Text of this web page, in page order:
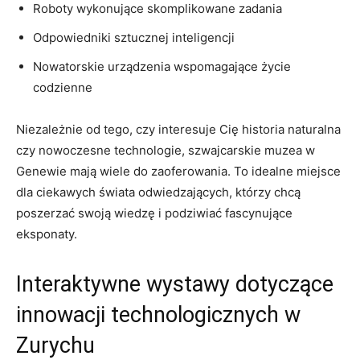
Roboty⁢ wykonujące‍ skomplikowane zadania
Odpowiedniki‍ sztucznej inteligencji
Nowatorskie urządzenia​ wspomagające życie
codzienne
Niezależnie od‍ tego,‌ czy interesuje​ Cię historia‌ naturalna
‍czy nowoczesne ⁢technologie, szwajcarskie muzea​ w
Genewie mają wiele do‌ zaoferowania. To idealne miejsce
dla ciekawych świata odwiedzających, którzy‌ chcą
poszerzać swoją wiedzę i podziwiać fascynujące
eksponaty.
Interaktywne wystawy​ dotyczące
‍innowacji technologicznych w
Zurychu